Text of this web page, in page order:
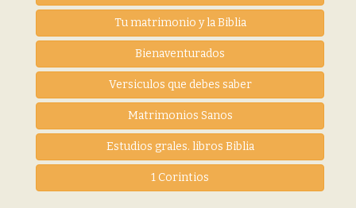
Tu matrimonio y la Biblia
Bienaventurados
Versiculos que debes saber
Matrimonios Sanos
Estudios grales. libros Biblia
1 Corintios